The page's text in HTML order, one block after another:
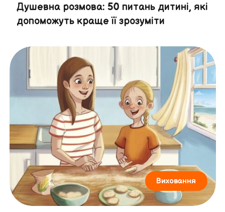
Душевна розмова: 50 питань дитині, які
допоможуть краще її зрозуміти
Виховання